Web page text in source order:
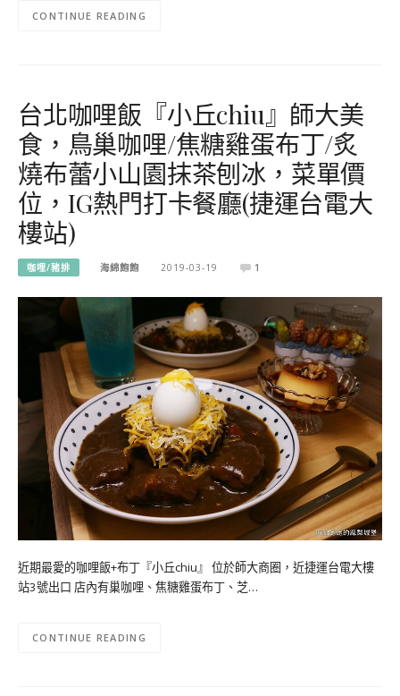
CONTINUE READING
台北咖哩飯『小丘chiu』師大美
食，鳥巢咖哩/焦糖雞蛋布丁/炙
燒布蕾小山園抹茶刨冰，菜單價
位，IG熱門打卡餐廳(捷運台電大
樓站)
咖哩/豬排 海綿飽飽 2019-03-19 1
近期最愛的咖哩飯+布丁『小丘chiu』 位於師大商圈，近捷運台電大樓
站3號出口 店內有巢咖哩、焦糖雞蛋布丁、芝…
CONTINUE READING